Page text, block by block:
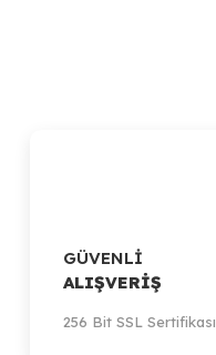
GÜVENLİ
ALIŞVERİŞ
256 Bit SSL Sertifikası